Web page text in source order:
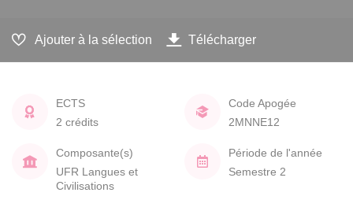
Ajouter à la sélection Télécharger
ECTS
2 crédits
Code Apogée
2MNNE12
Composante(s)
UFR Langues et
Civilisations
Période de l'année
Semestre 2